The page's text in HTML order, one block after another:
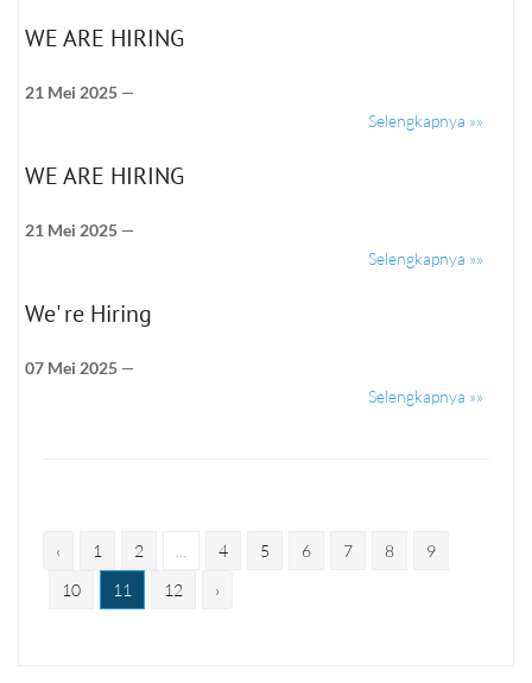
WE ARE HIRING
21 Mei 2025 —
Selengkapnya »»
WE ARE HIRING
21 Mei 2025 —
Selengkapnya »»
We' re Hiring
07 Mei 2025 —
Selengkapnya »»
‹ 1 2 4 5 6 7 8
9
10
11 12 ›